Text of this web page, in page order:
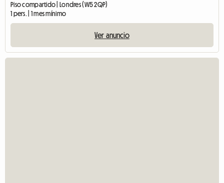
Piso compartido | Londres (W5 2QP)
1 pers. | 1 mes mínimo
Ver anuncio